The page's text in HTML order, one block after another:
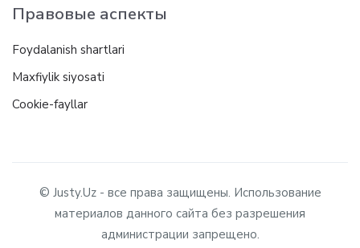
Правовые аспекты
Foydalanish shartlari
Maxfiylik siyosati
Cookie-fayllar
© Justy.Uz - все права защищены. Использование
материалов данного сайта без разрешения
администрации запрещено.